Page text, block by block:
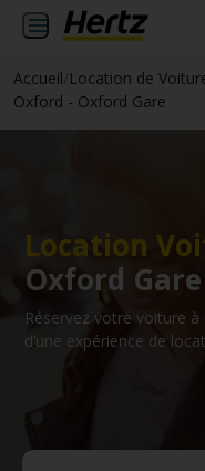
Accueil Location de
Oxford - Oxford Gare
Location
Oxford Gare
Réservez votre voiture
d’une expérience de